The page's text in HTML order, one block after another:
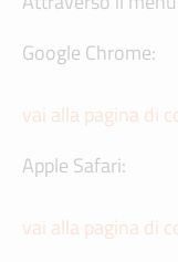
Google Chrome:
vai alla pagina di
Apple Safari:
vai alla pagina di